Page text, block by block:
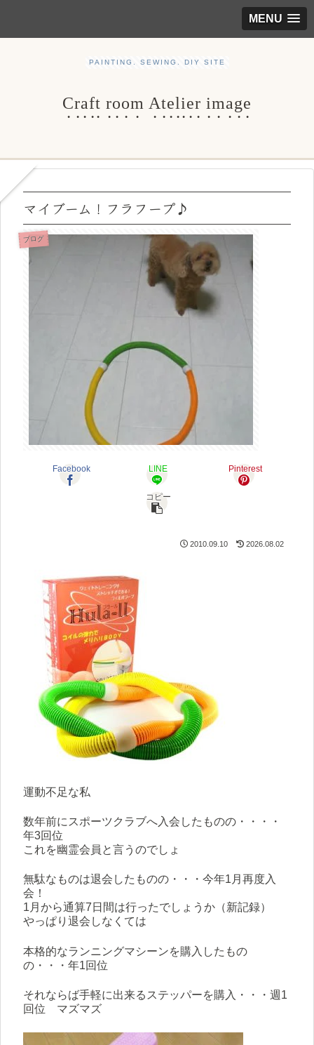
MENU
PAINTING. SEWING. DIY SITE
Craft room Atelier image
マイブーム！フラフープ♪
ブログ
Facebook LINE Pinterest
コピー
2010.09.10 2026.08.02
運動不足な私
数年前にスポーツクラブへ入会したものの・・・・
年3回位
これを幽霊会員と言うのでしょ
無駄なものは退会したものの・・・今年1月再度入
会！
1月から通算7日間は行ったでしょうか（新記録）
やっぱり退会しなくては
本格的なランニングマシーンを購入したもの
の・・・年1回位
それならば手軽に出来るステッパーを購入・・・週1
回位 マズマズ